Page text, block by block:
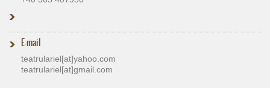
E-mail
teatrulariel[at]​yahoo.com
teatrulariel[at]​gmail.com